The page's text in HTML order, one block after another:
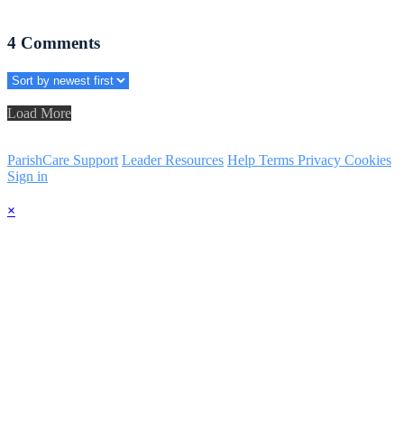
4 Comments
Load More
ParishCare Support Leader Resources Help Terms Privacy Cookies
Sign in
×